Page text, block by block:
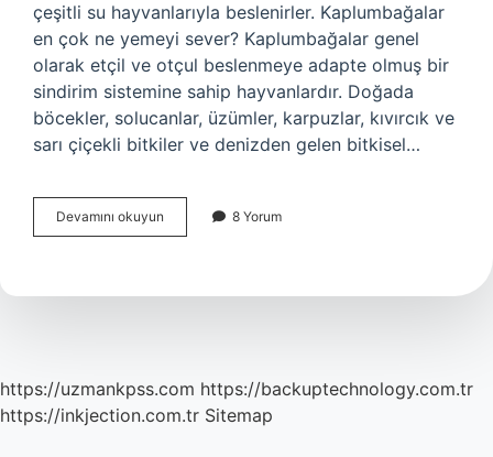
çeşitli su hayvanlarıyla beslenirler. Kaplumbağalar
en çok ne yemeyi sever? Kaplumbağalar genel
olarak etçil ve otçul beslenmeye adapte olmuş bir
sindirim sistemine sahip hayvanlardır. Doğada
böcekler, solucanlar, üzümler, karpuzlar, kıvırcık ve
sarı çiçekli bitkiler ve denizden gelen bitkisel…
Devamını okuyun Kaplumbağa
Böcek
8 Yorum
https://uzmankpss.com https://backuptechnology.com.tr
https://inkjection.com.tr Sitemap